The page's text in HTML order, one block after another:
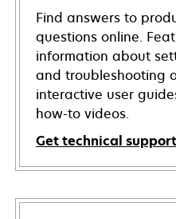
Find answers to
questions online.
information about
and troubleshooting
interactive user
how-to videos.
Get technical support
opens
in